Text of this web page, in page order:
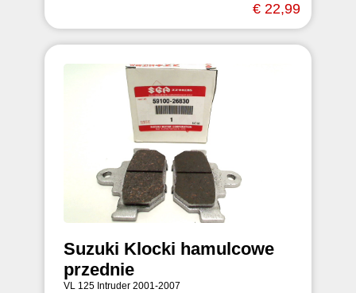
€ 22,99
Suzuki Klocki hamulcowe
przednie
VL 125 Intruder 2001-2007